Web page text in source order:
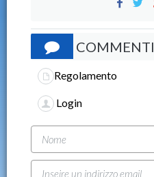
COMMENTI
Regolamento
Login